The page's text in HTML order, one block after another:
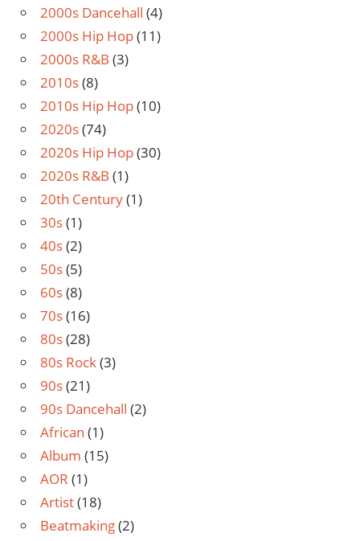
2000s Dancehall (4)
2000s Hip Hop(11)
2000s R&B (3)
2010s(8)
2010s Hip Hop(10)
2020s(74)
2020s Hip Hop(30)
2020s R&B (1)
20th Century(1)
30s(1)
40s(2)
50s(5)
60s(8)
70s(16)
80s(28)
80s Rock(3)
90s(21)
90s Dancehall (2)
African (1)
Album (15)
AOR (1)
Artist(18)
Beatmaking(2)